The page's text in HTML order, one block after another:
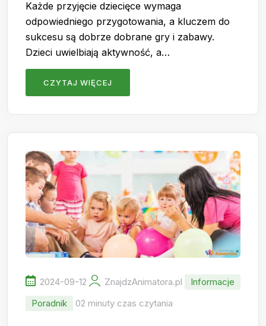
Każde przyjęcie dziecięce wymaga
odpowiedniego przygotowania, a kluczem do
sukcesu są dobrze dobrane gry i zabawy.
Dzieci uwielbiają aktywność, a…
CZYTAJ WIĘCEJ
2024-09-12 ZnajdzAnimatora.pl
Informacje
Poradnik
02 minuty czas czytania